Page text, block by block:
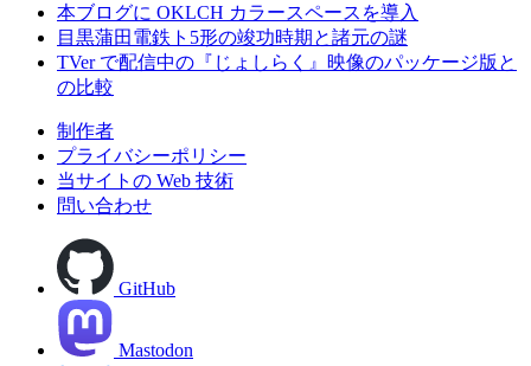
本ブログに OKLCH カラースペースを導入
目黒蒲田電鉄ト5形の竣功時期と諸元の謎
TVer で配信中の『じょしらく』映像のパッケージ版と
の比較
制作者
プライバシーポリシー
当サイトの Web 技術
問い合わせ
GitHub
Mastodon